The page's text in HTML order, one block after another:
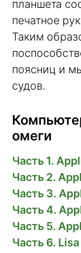
планшета
печатное
Таким
поясниц и
судов.
омеги
Часть 1.
Часть 2.
Часть 3.
Часть 4.
Часть 5.
Часть 6. Lisa